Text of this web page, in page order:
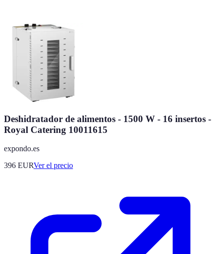
Deshidratador de alimentos - 1500 W - 16 insertos -
Royal Catering 10011615
expondo.es
396 EURVer el precio